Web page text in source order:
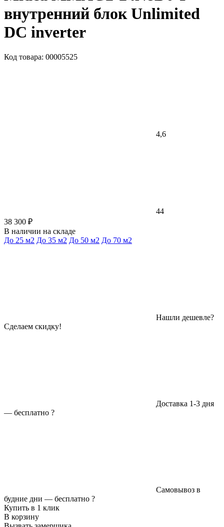
внутренний блок Unlimited
DC inverter
Код товара: 00005525
4,6
44
38 300 ₽
В наличии на складе
До 25 м2 До 35 м2 До 50 м2 До 70 м2
Нашли дешевле?
Сделаем скидку!
Доставка 1-3 дня
— бесплатно ?
Самовывоз в
будние дни — бесплатно ?
Купить в 1 клик
В корзину